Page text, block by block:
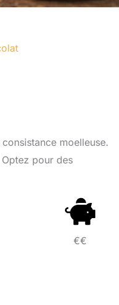
moelleuse.
pour des
€€